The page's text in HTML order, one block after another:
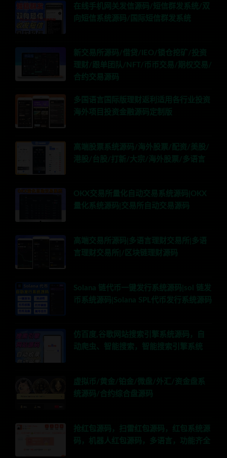
在线手机网关发信源码/短信群发系统/双
向短信系统源码/国际短信群发系统
新交易所源码/借贷/IEO/锁仓挖矿/投资
理财/跟单团队/NFT/币币交易/期权交易/
合约交易源码
多国语言国际版理财返利适用各行业投资
海外项目投资金融源码定制版
高端股票系统源码/海外股票/配资/美股/
港股/台股/打新/大宗/海外股票/多语言
OKX交易所量化自动交易系统源码|OKX
量化系统源码|交易所自动交易源码
高端交易所源码|多语言理财交易所|多语
言理财交易所|/区块链理财源码
Solana 链代币一键发行系统源码|sol 链发
币系统源码|Solana SPL代币发行系统源码
仿百度,谷歌网站搜索引擎系统源码，自
动爬虫、智能搜索，智能搜索引擎系统
虚拟币/黄金/铂金/微盘/外汇/资金盘系
统源码/合约综合盘源码
抢红包源码，扫雷红包源码，红包系统源
码，机器人红包源码，多语言，功能齐全